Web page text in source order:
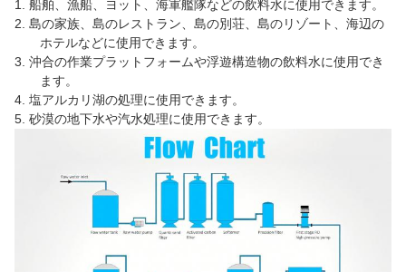
1. 船舶、漁船、ヨット、海軍艦隊などの飲料水に使用できます。
2. 島の家族、島のレストラン、島の別荘、島のリゾート、海辺の
ホテルなどに使用できます。
3. 沖合の作業プラットフォームや浮遊構造物の飲料水に使用でき
ます。
4. 塩アルカリ湖の処理に使用できます。
5. 砂漠の地下水や汽水処理に使用できます。